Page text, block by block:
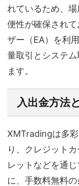
れているため、
便性が確保され
ザー（EA）を利
量取引とシステ
ます。
入出金方法
XMTradingは多
り、クレジット
レットなどを通
に、手数料無料